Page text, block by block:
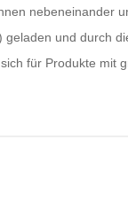
nebeneinander
und durch
für Produkte mit